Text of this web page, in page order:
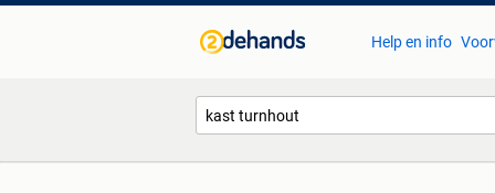
Help en info